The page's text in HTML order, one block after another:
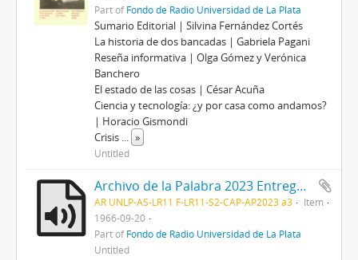
Part ofFondo de Radio Universidad de La Plata
Sumario Editorial | Silvina Fernández Cortés
La historia de dos bancadas | Gabriela Pagani
Reseña informativa | Olga Gómez y Verónica
Banchero
El estado de las cosas | César Acuña
Ciencia y tecnología: ¿y por casa como andamos?
| Horacio Gismondi
Crisis ... »
Untitled
Archivo de la Palabra 2023 Entrega del título Doctor Honoris Causa al historiador Arnold J. Toynbee audio 3
AR UNLP-AS-LR11 F-LR11-S2-CAP-AP2023 a3
Item
1966-09-20
Part ofFondo de Radio Universidad de La Plata
Untitled